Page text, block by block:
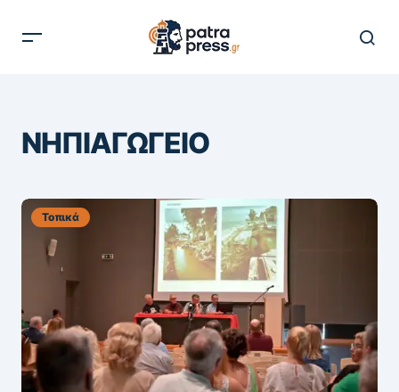
ΝΗΠΙΑΓΩΓΕΙΟ
Τοπικά